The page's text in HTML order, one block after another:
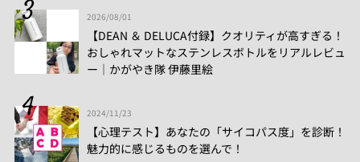
2026/08/01
【DEAN ＆ DELUCA付録】クオリティが高すぎる！
おしゃれマットなステンレスボトルをリアルレビュ
ー│かがやき隊 伊藤里絵
2024/11/23
【心理テスト】あなたの「サイコパス度」を診断！
魅力的に感じるものを選んで！